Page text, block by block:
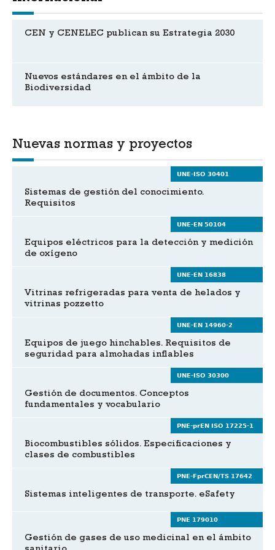
CEN y CENELEC publican su Estrategia 2030
Nuevos estándares en el ámbito de la
Biodiversidad
Nuevas normas y proyectos
UNE-ISO 30401
Sistemas de gestión del conocimiento.
Requisitos
UNE-EN 50104
Equipos eléctricos para la detección y medición
de oxígeno
UNE-EN 16838
Vitrinas refrigeradas para venta de helados y
vitrinas pozzetto
UNE-EN 14960-2
Equipos de juego hinchables. Requisitos de
seguridad para almohadas inflables
UNE-ISO 30300
Gestión de documentos. Conceptos
fundamentales y vocabulario
PNE-prEN ISO 17225-1
Biocombustibles sólidos. Especificaciones y
clases de combustibles
PNE-FprCEN/TS 17642
Sistemas inteligentes de transporte. eSafety
PNE 179010
Gestión de gases de uso medicinal en el ámbito